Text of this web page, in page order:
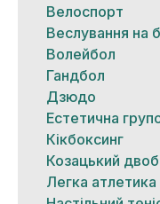
Велоспорт
Веслування на
Волейбол
Гандбол
Дзюдо
Естетична
Кікбоксинг
Козацький
Легка атлетика